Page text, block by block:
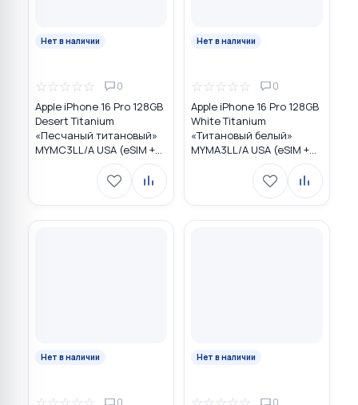
Нет в наличии
☆☆☆☆☆ 0
Apple iPhone 16 Pro 128GB
Desert Titanium
«Песчаный титановый»
MYMC3LL/A USA (eSIM +
Нет в наличии
☆☆☆☆☆ 0
Apple iPhone 16 Pro 128GB
White Titanium
«Титановый белый»
MYMA3LL/A USA (eSIM +
Нет в наличии
0
Нет в наличии
0